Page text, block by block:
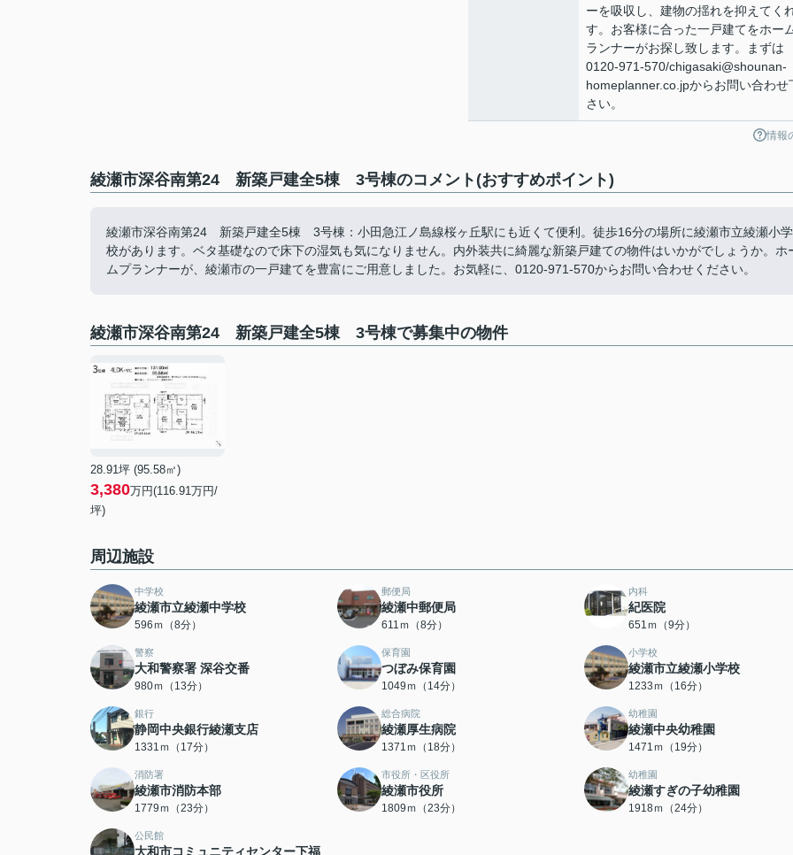
ーを吸収し、建物の揺れを抑えてく
す。お客様に合った一戸建てをホー
ランナーがお探し致します。まずは
0120-971-570/chigasaki@shounan-
homeplanner.co.jpからお問い合わせ
さい。
情報
綾瀬市深谷南第24 新築戸建全5棟 3号棟のコメント(おすすめポイント)
綾瀬市深谷南第24 新築戸建全5棟 3号棟：小田急江ノ島線桜ヶ丘駅にも近くて便利。徒歩16分の場所に綾瀬市立綾瀬小学
校があります。ベタ基礎なので床下の湿気も気になりません。内外装共に綺麗な新築戸建ての物件はいかがでしょうか。ホ
ムプランナーが、綾瀬市の一戸建てを豊富にご用意しました。お気軽に、0120-971-570からお問い合わせください。
綾瀬市深谷南第24 新築戸建全5棟 3号棟で募集中の物件
28.91坪 (95.58㎡)
3,380万円(116.91万円/
坪)
周辺施設
中学校
綾瀬市立綾瀬中学校
596ｍ（8分）
郵便局
綾瀬中郵便局
611ｍ（8分）
内科
紀医院
651ｍ（9分）
警察
大和警察署 深谷交番
980ｍ（13分）
保育園
つぼみ保育園
1049ｍ（14分）
小学校
綾瀬市立綾瀬小学校
1233ｍ（16分）
銀行
静岡中央銀行綾瀬支店
1331ｍ（17分）
総合病院
綾瀬厚生病院
1371ｍ（18分）
幼稚園
綾瀬中央幼稚園
1471ｍ（19分）
消防署
綾瀬市消防本部
1779ｍ（23分）
市役所・区役所
綾瀬市役所
1809ｍ（23分）
幼稚園
綾瀬すぎの子幼稚園
1918ｍ（24分）
公民館
大和市コミュニティセンター下福